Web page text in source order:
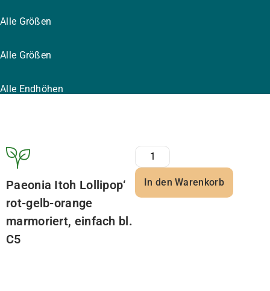
Alle Größen
Alle Größen
Alle Endhöhen
Paeonia Itoh Lollipop‘
rot-gelb-orange
marmoriert, einfach bl.
C5
In den Warenkorb